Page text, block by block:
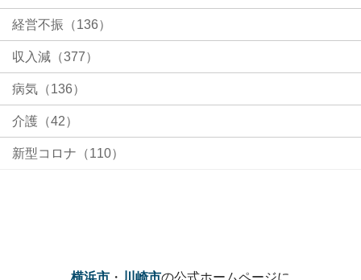
経営不振（136）
収入減（377）
病気（136）
介護（42）
新型コロナ（110）
横浜市 ・ 川崎市の公式ホームページに